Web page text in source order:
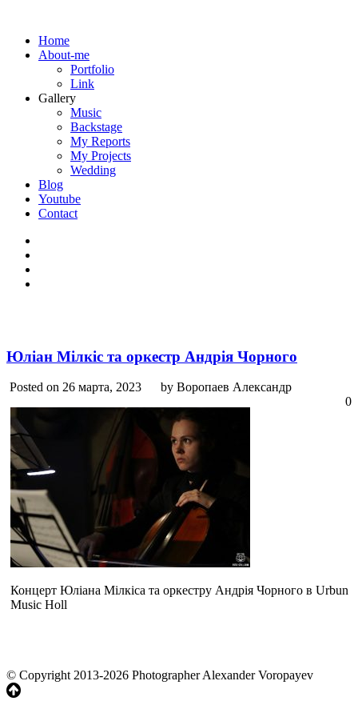
Home
About-me
Portfolio
Link
Gallery
Music
Backstage
My Reports
My Projects
Wedding
Blog
Youtube
Contact
Юліан Мілкіс та оркестр Андрія Чорного
Posted on 26 марта, 2023
by Воропаев Александр
0
Концерт Юліана Мілкіса та оркестру Андрія Чорного в Urbun
Music Holl
© Copyright 2013-2026 Photographer Alexander Voropayev